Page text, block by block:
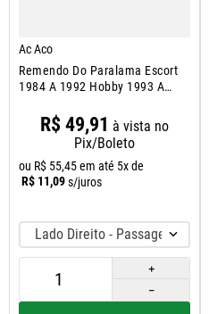
Ac Aco
Remendo Do Paralama Escort
1984 A 1992 Hobby 1993 A
R$ 49,91 à vista no
Pix/Boleto
ou R$ 55,45em até 5x de
R$ 11,09s/juros
Lado Direito - Passageiro
＋
－